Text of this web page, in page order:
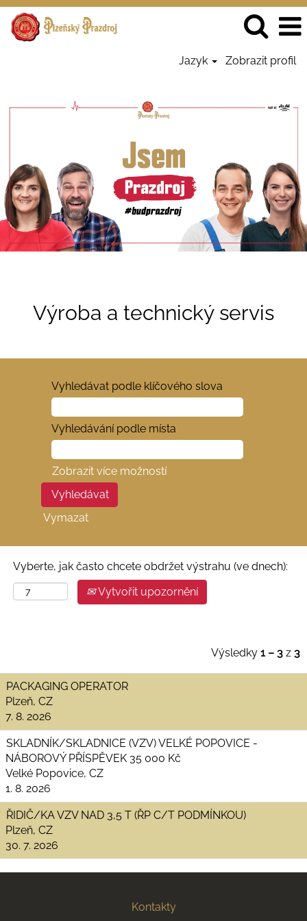
Jazyk Zobrazit profil
Prazdroj
CZ
Výroba a technický servis
Vyhledávat podle klíčového slova
Vyhledávání podle místa
Zobrazit více možností
Vymazat
Vyberte, jak často chcete obdržet výstrahu (ve dnech):
Vytvořit upozornění
Výsledky 1 – 3 z 3
PACKAGING OPERATOR
Plzeň, CZ
7. 8. 2026
SKLADNÍK/SKLADNICE (VZV) VELKÉ POPOVICE -
NÁBOROVÝ PŘÍSPĚVEK 35 000 Kč
Velké Popovice, CZ
1. 8. 2026
ŘIDIČ/KA VZV NAD 3,5 T (ŘP C/T PODMÍNKOU)
Plzeň, CZ
30. 7. 2026
Kontakty